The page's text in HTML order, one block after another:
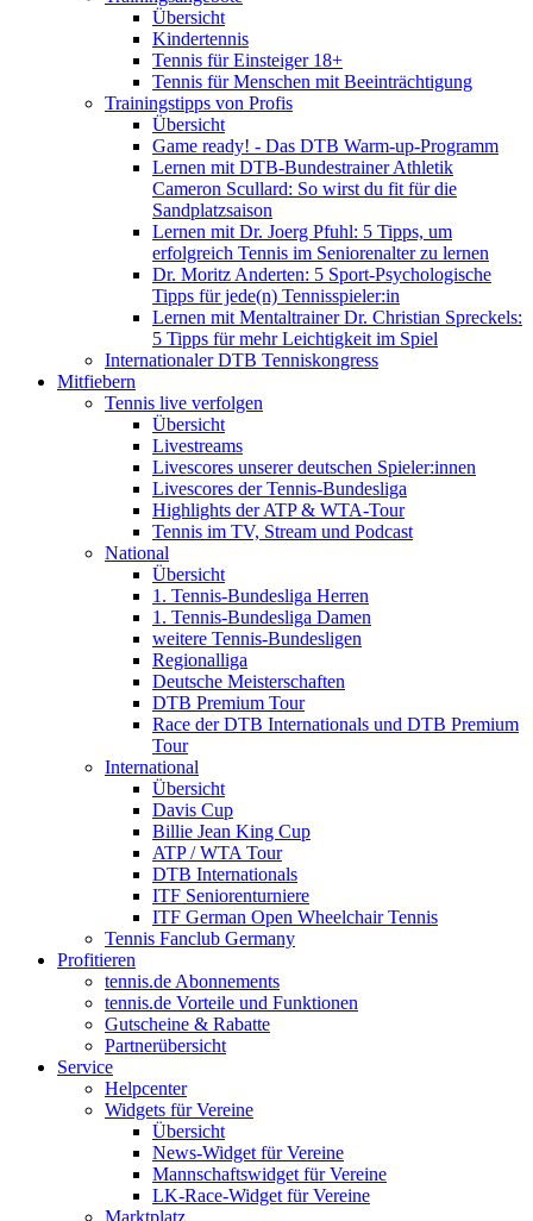
Übersicht
Kindertennis
Tennis für Einsteiger 18+
Tennis für Menschen mit Beeinträchtigung
Trainingstipps von Profis
Übersicht
Game ready! - Das DTB Warm-up-Programm
Lernen mit DTB-Bundestrainer Athletik
Cameron Scullard: So wirst du fit für die
Sandplatzsaison
Lernen mit Dr. Joerg Pfuhl: 5 Tipps, um
erfolgreich Tennis im Seniorenalter zu lernen
Dr. Moritz Anderten: 5 Sport-Psychologische
Tipps für jede(n) Tennisspieler:in
Lernen mit Mentaltrainer Dr. Christian Spreckels:
5 Tipps für mehr Leichtigkeit im Spiel
Internationaler DTB Tenniskongress
Mitfiebern
Tennis live verfolgen
Übersicht
Livestreams
Livescores unserer deutschen Spieler:innen
Livescores der Tennis-Bundesliga
Highlights der ATP & WTA-Tour
Tennis im TV, Stream und Podcast
National
Übersicht
1. Tennis-Bundesliga Herren
1. Tennis-Bundesliga Damen
weitere Tennis-Bundesligen
Regionalliga
Deutsche Meisterschaften
DTB Premium Tour
Race der DTB Internationals und DTB Premium
Tour
International
Übersicht
Davis Cup
Billie Jean King Cup
ATP / WTA Tour
DTB Internationals
ITF Seniorenturniere
ITF German Open Wheelchair Tennis
Tennis Fanclub Germany
Profitieren
tennis.de Abonnements
tennis.de Vorteile und Funktionen
Gutscheine & Rabatte
Partnerübersicht
Service
Helpcenter
Widgets für Vereine
Übersicht
News-Widget für Vereine
Mannschaftswidget für Vereine
LK-Race-Widget für Vereine
Marktplatz